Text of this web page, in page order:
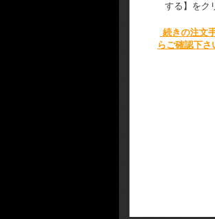
する】をク
続きの注文
らご確認下さ